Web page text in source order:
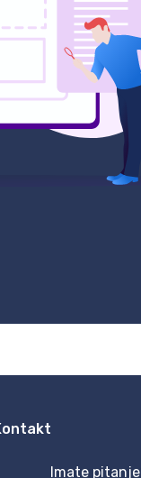
Imate